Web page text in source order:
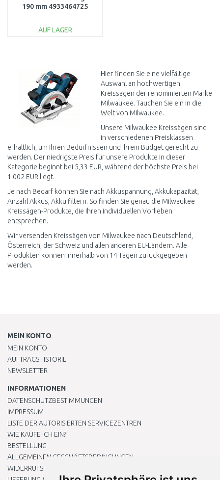
190 mm 4933464725
AUF LAGER
Vergleichen
Hier finden Sie eine vielfältige
Auswahl an hochwertigen
Kreissägen der renommierten Marke
Milwaukee. Tauchen Sie ein in die
Welt von Milwaukee.
Unsere Milwaukee Kreissägen sind
in verschiedenen Preisklassen
erhältlich, um Ihren Bedürfnissen und Ihrem Budget gerecht zu
werden. Der niedrigste Preis für unsere Produkte in dieser
Kategorie beginnt bei 5,33 EUR, während der höchste Preis bei
1 002 EUR liegt.
Je nach Bedarf können Sie nach Akkuspannung, Akkukapazität,
Anzahl Akkus, Akku filtern. So finden Sie genau die Milwaukee
Kreissägen-Produkte, die Ihren individuellen Vorlieben
entsprechen.
Wir versenden Kreissägen von Milwaukee nach Deutschland,
Österreich, der Schweiz und allen anderen EU-Ländern. Alle
Produkten können innerhalb von 14 Tagen zurückgegeben
werden.
MEIN KONTO
MEIN KONTO
AUFTRAGSHISTORIE
NEWSLETTER
INFORMATIONEN
DATENSCHUTZBESTIMMUNGEN
IMPRESSUM
LISTE DER AUTORISIERTEN SERVICEZENTREN
WIE KAUFE ICH EIN?
BESTELLUNG
ALLGEMEINEN GESCHÄFTSBEDINGUNGEN
WIDERRUFSRECHT